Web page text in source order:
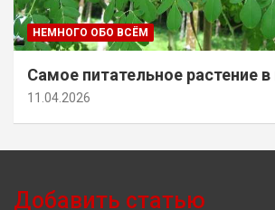
НЕМНОГО ОБО ВСЁМ
Самое питательное растение
11.04.2026
Добавить статью